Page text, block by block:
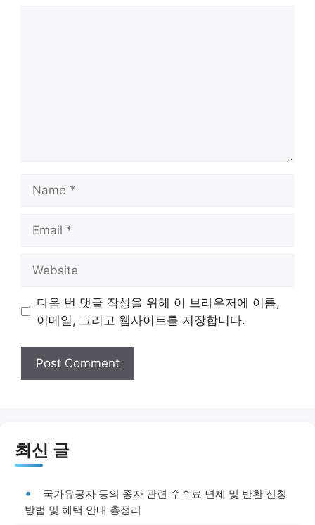
다음 번 댓글 작성을 위해 이 브라우저에 이름,
이메일, 그리고 웹사이트를 저장합니다.
최신 글
국가유공자 등의 종자 관련 수수료 면제 및 반환 신청
방법 및 혜택 안내 총정리